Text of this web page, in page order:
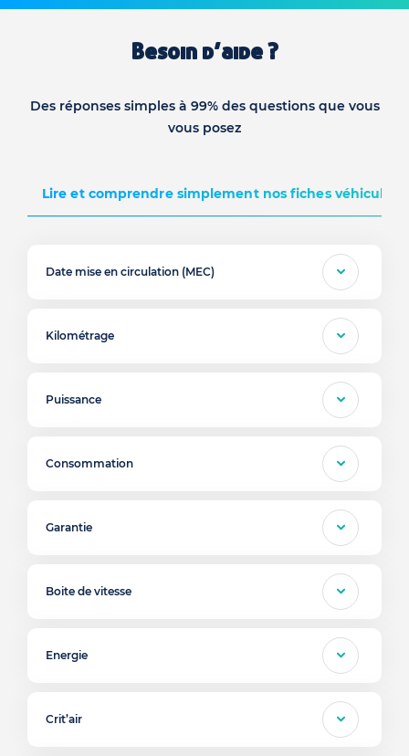
Besoin d’aide ?
Des réponses simples à 99% des questions que vous
vous posez
Lire et comprendre simplement nos fiches véhicules
Date mise en circulation (MEC)
Kilométrage
Puissance
Consommation
Garantie
Boite de vitesse
Energie
Crit’air